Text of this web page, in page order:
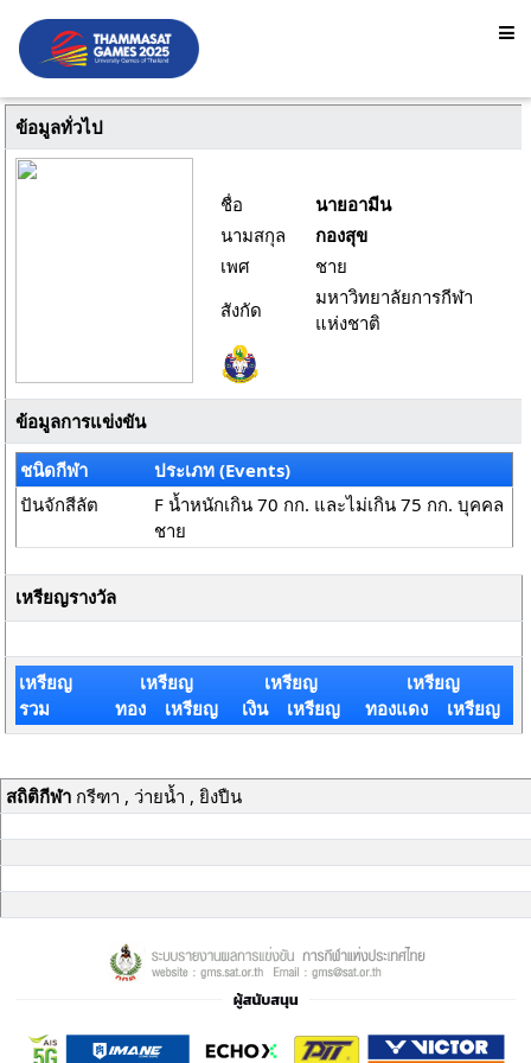
ข้อมูลทั่วไป
ชื่อ
นายอามีน
นามสกุล
กองสุข
เพศ
ชาย
สังกัด
มหาวิทยาลัยการกีฬา
แห่งชาติ
ข้อมูลการแข่งขัน
ชนิดกีฬา
ประเภท (Events)
ปันจักสีลัต
F น้ำหนักเกิน 70 กก. และไม่เกิน 75 กก. บุคคล
ชาย
เหรียญรางวัล
เหรียญ
รวม
เหรียญ
ทอง เหรียญ
เหรียญ
เงิน เหรียญ
เหรียญ
ทองแดง เหรียญ
สถิติกีฬากรีฑา , ว่ายน้ำ , ยิงปืน